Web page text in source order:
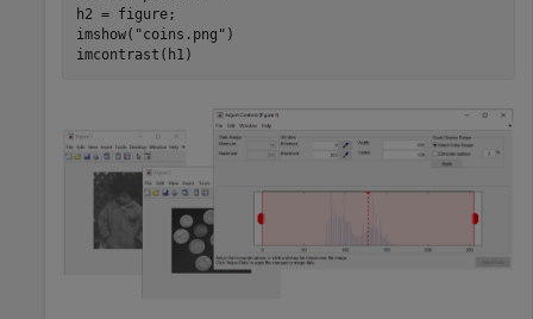
h2 = figure;
imshow( "coins.png" )
imcontrast(h1)